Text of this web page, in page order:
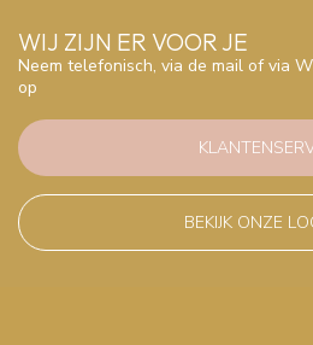
WIJ ZIJN ER VOOR JE
Neem telefonisch, via de mail of via
op
BEKIJK ONZE